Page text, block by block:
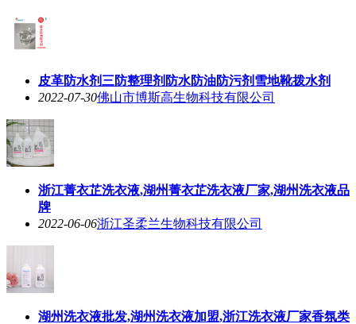
皮革防水剂三防整理剂防水防油防污剂雪地靴拨水剂
2022-07-30佛山市博斯高生物科技有限公司
浙江菁衣芷洗衣液,湖州菁衣芷洗衣液厂家,湖州洗衣液品
牌
2022-06-06浙江圣柔兰生物科技有限公司
湖州洗衣液批发,湖州洗衣液加盟,浙江洗衣液厂家香氛类